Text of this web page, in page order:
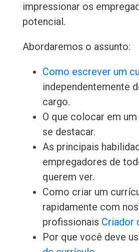
impressionar os
potencial.
Abordaremos o assunto:
Como escrever um
independentemente
cargo.
O que colocar em
se destacar.
As principais
empregadores de
querem ver.
Como criar um
rapidamente com
profissionais Criador
Por que você deve